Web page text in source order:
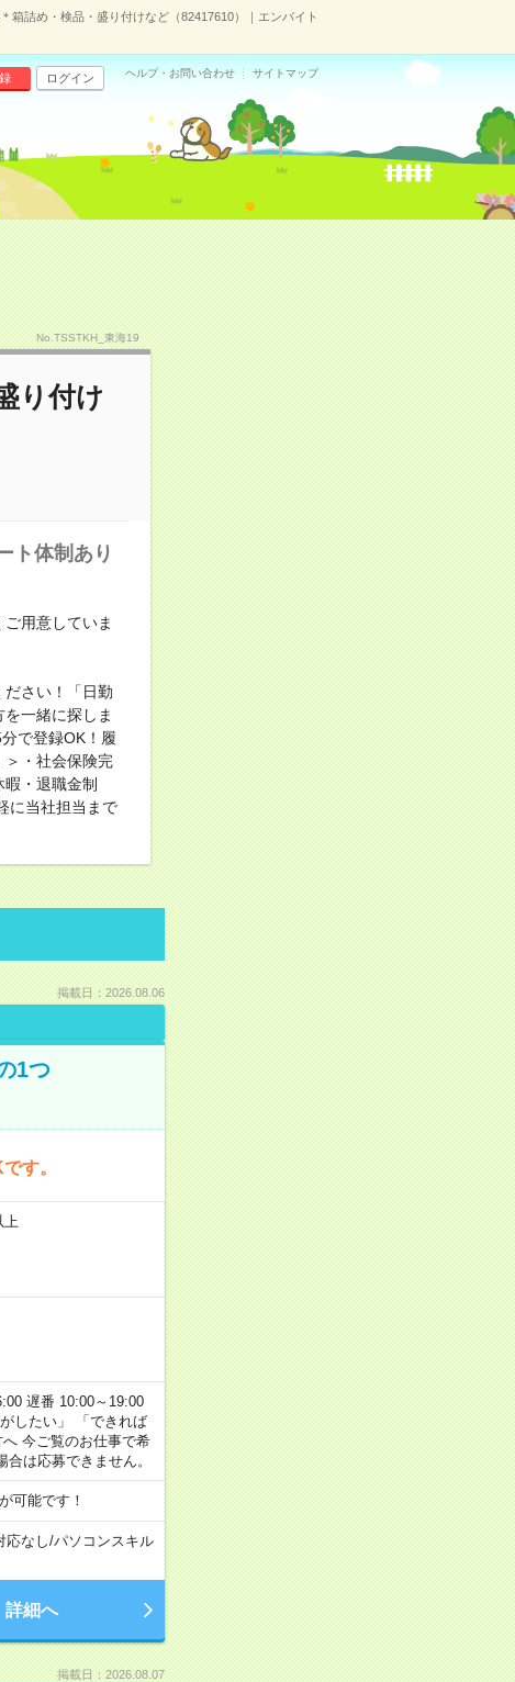
箱詰め・検品・盛り付けなど（82417610）｜エンバイト
ログイン ヘルプ・お問い合わせ サイトマップ
No.TSSTKH_東海19
り付け
ト体制あり
用意していま
ださい！「日勤
一緒に探しま
で登録OK！履
＞・社会保険完
・退職金制
に当社担当まで
掲載日：2026.08.06
1つ
す。
遅番 10:00～19:00
したい」 「できれば
今ご覧のお仕事で希
は応募できません。
可能です！
応なし/パソコンスキル
詳細へ
掲載日：2026.08.07